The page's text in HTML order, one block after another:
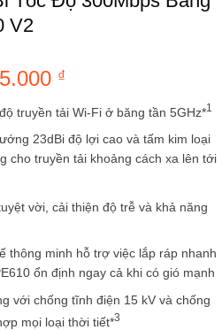
V2
₫.
₫
tại
là:
2.435.000 ₫.
truyền tải Wi-Fi ở băng tần 5GHz*1
23dBi độ lợi cao và tấm kim loại
cho truyền tải khoảng cách xa lên tới
vời, cải thiện độ trễ và khả năng
thông minh hỗ trợ việc lắp ráp nhanh
ổn định ngay cả khi có gió mạnh
với chống tĩnh điện 15 kV và chống
mọi loại thời tiết*3